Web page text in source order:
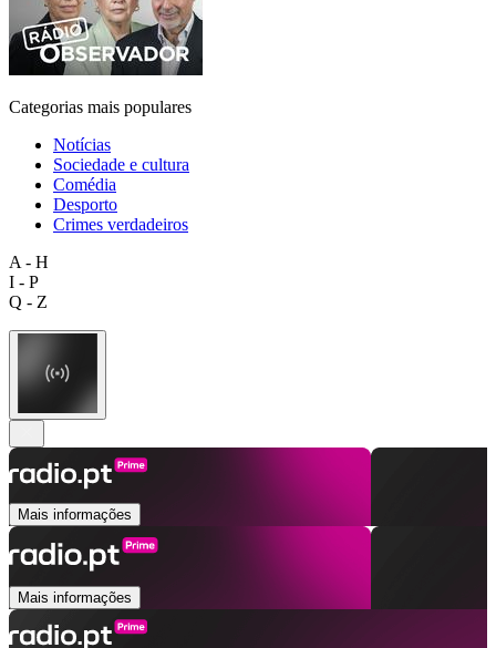
Categorias mais populares
Notícias
Sociedade e cultura
Comédia
Desporto
Crimes verdadeiros
A - H
I - P
Q - Z
Mais informações
Mais informações